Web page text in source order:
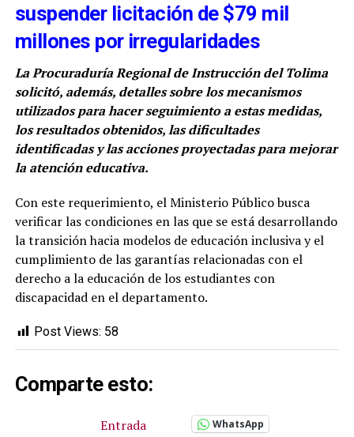
suspender licitación de $79 mil
millones por irregularidades
La Procuraduría Regional de Instrucción del Tolima
solicitó, además, detalles sobre los mecanismos
utilizados para hacer seguimiento a estas medidas,
los resultados obtenidos, las dificultades
identificadas y las acciones proyectadas para mejorar
la atención educativa.
Con este requerimiento, el Ministerio Público busca
verificar las condiciones en las que se está desarrollando
la transición hacia modelos de educación inclusiva y el
cumplimiento de las garantías relacionadas con el
derecho a la educación de los estudiantes con
discapacidad en el departamento.
Post Views: 58
Comparte esto:
Entrada WhatsApp